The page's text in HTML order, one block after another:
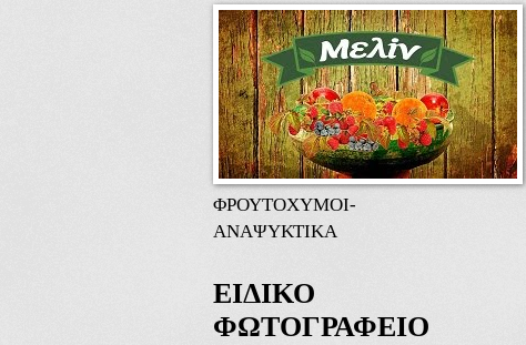
ΦΡΟΥΤΟΧΥΜΟΙ-
ΑΝΑΨΥΚΤΙΚΑ
ΕΙΔΙΚΟ
ΦΩΤΟΓΡΑΦΕΙΟ